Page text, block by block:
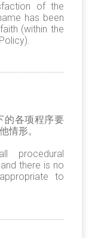
of the
has been
(within the
的各项程序要
情形。
procedural
there is no
to